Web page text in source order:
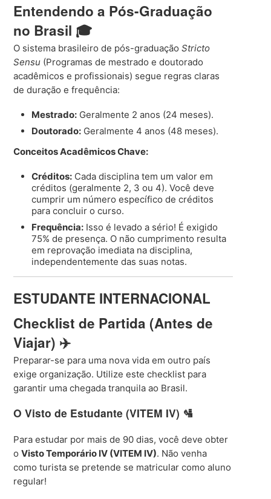
Entendendo a Pós-Graduação
no Brasil 🎓
O sistema brasileiro de pós-graduaçãoStricto
Sensu (Programas de mestrado e doutorado
acadêmicos e profissionais) segue regras claras
de duração e frequência:
Mestrado: Geralmente 2 anos (24 meses).
Doutorado: Geralmente 4 anos (48 meses).
Conceitos Acadêmicos Chave:
Créditos: Cada disciplina tem um valor em
créditos (geralmente 2, 3 ou 4). Você deve
cumprir um número específico de créditos
para concluir o curso.
Frequência: Isso é levado a sério! É exigido
75% de presença. O não cumprimento resulta
em reprovação imediata na disciplina,
independentemente das suas notas.
ESTUDANTE INTERNACIONAL
Checklist de Partida (Antes de
Viajar) ✈️
Preparar-se para uma nova vida em outro país
exige organização. Utilize este checklist para
garantir uma chegada tranquila ao Brasil.
O Visto de Estudante (VITEM IV) 🛂
Para estudar por mais de 90 dias, você deve obter
oVisto Temporário IV (VITEM IV). Não venha
como turista se pretende se matricular como aluno
regular!